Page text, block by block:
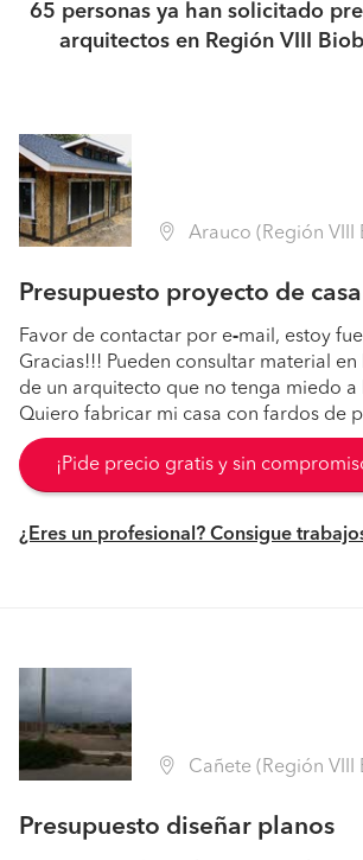
65 personas ya han solicitado
arquitectos en Región VIII
Arauco (Región VIII Biobío -
Presupuesto proyecto de
Favor de contactar por e-mail, estoy
Gracias!!! Pueden consultar material
de un arquitecto que no tenga miedo a
Quiero fabricar mi casa con fardos de
¡Pide precio gratis y sin
¿Eres un profesional? Consigue
Cañete (Región VIII Biobío -
Presupuesto diseñar planos